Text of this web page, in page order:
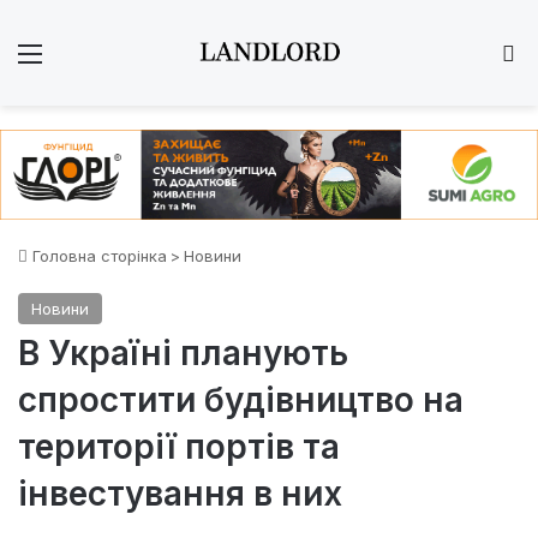
Головна сторінка > Новини
Новини
В Україні планують
спростити будівництво на
території портів та
інвестування в них